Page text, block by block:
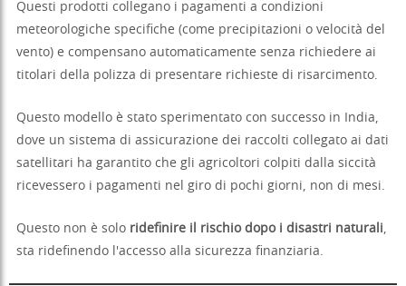
Questi prodotti collegano i pagamenti a condizioni
meteorologiche specifiche (come precipitazioni o velocità del
vento) e compensano automaticamente senza richiedere ai
titolari della polizza di presentare richieste di risarcimento.
Questo modello è stato sperimentato con successo in India,
dove un sistema di assicurazione dei raccolti collegato ai dati
satellitari ha garantito che gli agricoltori colpiti dalla siccità
ricevessero i pagamenti nel giro di pochi giorni, non di mesi.
Questo non è solo ridefinire il rischio dopo i disastri naturali,
sta ridefinendo l'accesso alla sicurezza finanziaria.